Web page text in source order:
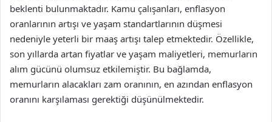
beklenti bulunmaktadır. Kamu çalışanları, enflasyon
oranlarının artışı ve yaşam standartlarının düşmesi
nedeniyle yeterli bir maaş artışı talep etmektedir. Özellikle,
son yıllarda artan fiyatlar ve yaşam maliyetleri, memurların
alım gücünü olumsuz etkilemiştir. Bu bağlamda,
memurların alacakları zam oranının, en azından enflasyon
oranını karşılaması gerektiği düşünülmektedir.